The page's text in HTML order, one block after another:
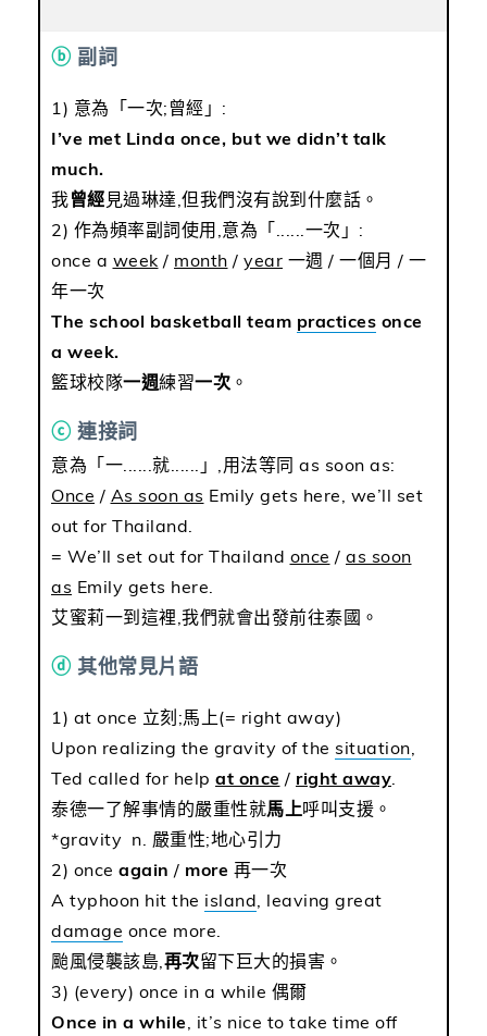
ⓑ 副詞
1) 意為「一次;曾經」:
I’ve met Linda once, but we didn’t talk
much.
我曾經 見過琳達,但我們沒有說到什麼話。
2) 作為頻率副詞使用,意為「......一次」:
once a week / month / year 一週 / 一個月 / 一
年一次
The school basketball team practices once
a week.
籃球校隊一週練習一次 。
ⓒ 連接詞
意為「一......就......」,用法等同 as soon as:
Once / As soon as Emily gets here, we’ll set
out for Thailand.
= We’ll set out for Thailand once / as soon
as Emily gets here.
艾蜜莉一到這裡,我們就會出發前往泰國。
ⓓ 其他常見片語
1) at once 立刻;馬上(= right away)
Upon realizing the gravity of the situation
Ted called for help at once / right away
泰德一了解事情的嚴重性就馬上呼叫支援。
*gravity n. 嚴重性;地心引力
2) once again / more 再一次
A typhoon hit the island , leaving great
damage once more.
颱風侵襲該島, 再次留下巨大的損害。
3) (every) once in a while 偶爾
Once in a while , it’s nice to take time off